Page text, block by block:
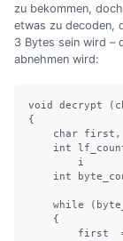
zu bekommen,
etwas zu decoden,
3 Bytes sein wird –
abnehmen wird:
void decrypt
{
char
int
i
int
while
    {
first